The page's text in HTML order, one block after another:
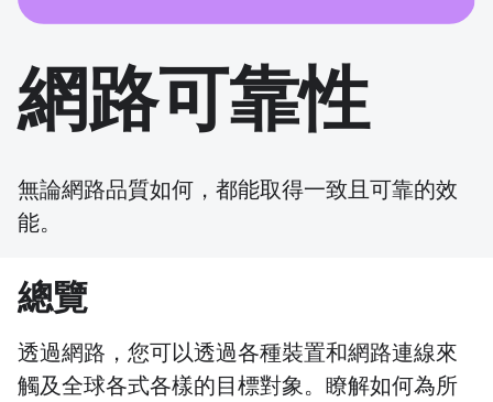
網路可靠性
無論網路品質如何，都能取得一致且可靠的效
能。
總覽
透過網路，您可以透過各種裝置和網路連線來
觸及全球各式各樣的目標對象。瞭解如何為所